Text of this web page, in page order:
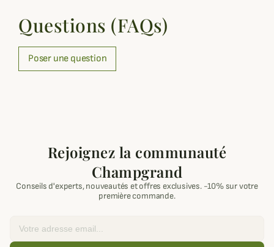
Questions (FAQs)
Poser une question
Rejoignez la communauté
Champgrand
Conseils d'experts, nouveautés et offres exclusives. -10% sur votre
première commande.